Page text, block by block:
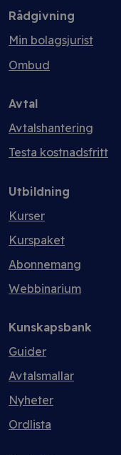
Rådgivning
Min bolagsjurist
Ombud
Avtal
Avtalshantering
Testa kostnadsfritt
Utbildning
Kurser
Kurspaket
Abonnemang
Webbinarium
Kunskapsbank
Guider
Avtalsmallar
Nyheter
Ordlista